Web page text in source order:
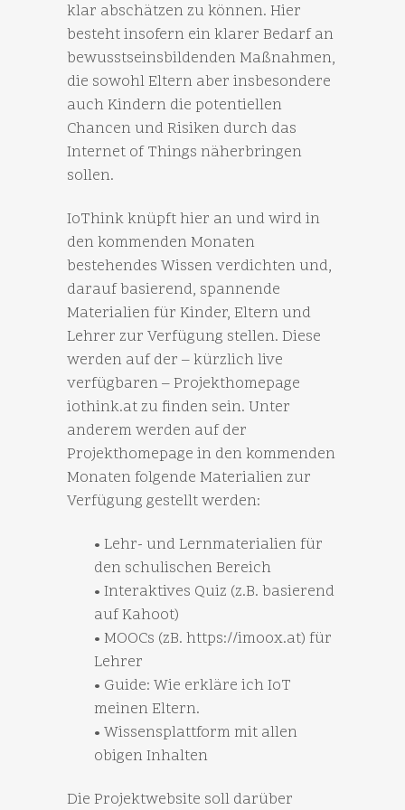
klar abschätzen zu können. Hier
besteht insofern ein klarer Bedarf an
bewusstseinsbildenden Maßnahmen,
die sowohl Eltern aber insbesondere
auch Kindern die potentiellen
Chancen und Risiken durch das
Internet of Things näherbringen
sollen.
IoThink knüpft hier an und wird in
den kommenden Monaten
bestehendes Wissen verdichten und,
darauf basierend, spannende
Materialien für Kinder, Eltern und
Lehrer zur Verfügung stellen. Diese
werden auf der – kürzlich live
verfügbaren – Projekthomepage
iothink.at zu finden sein. Unter
anderem werden auf der
Projekthomepage in den kommenden
Monaten folgende Materialien zur
Verfügung gestellt werden:
• Lehr- und Lernmaterialien für
den schulischen Bereich
• Interaktives Quiz (z.B. basierend
auf Kahoot)
• MOOCs (zB. https://imoox.at) für
Lehrer
• Guide: Wie erkläre ich IoT
meinen Eltern.
• Wissensplattform mit allen
obigen Inhalten
Die Projektwebsite soll darüber